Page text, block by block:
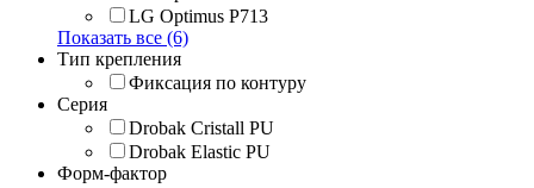
LG Optimus P713
Показать все (6)
Тип крепления
Фиксация по контуру
Серия
Drobak Cristall PU
Drobak Elastic PU
Форм-фактор